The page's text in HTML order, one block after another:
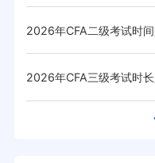
2026年CFA二级考试时
2026年CFA三级考试时